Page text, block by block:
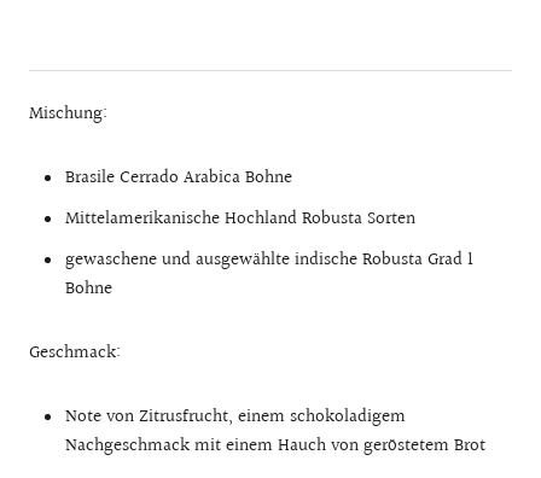
Mischung:
Brasile Cerrado Arabica Bohne
Mittelamerikanische Hochland Robusta Sorten
gewaschene und ausgewählte indische Robusta Grad 1
Bohne
Geschmack:
Note von Zitrusfrucht, einem schokoladigem
Nachgeschmack mit einem Hauch von geröstetem Brot